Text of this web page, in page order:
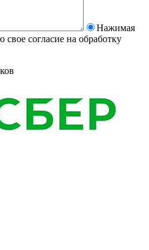
Нажимая
свое согласие на обработку